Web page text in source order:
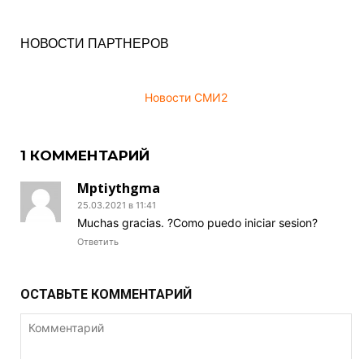
НОВОСТИ ПАРТНЕРОВ
Новости СМИ2
1 КОММЕНТАРИЙ
Mptiythgma
25.03.2021 в 11:41
Muchas gracias. ?Como puedo iniciar sesion?
Ответить
ОСТАВЬТЕ КОММЕНТАРИЙ